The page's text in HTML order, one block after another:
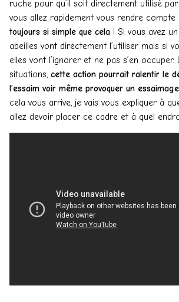
ruche pour qu’il soit directement utilisé
vous allez rapidement vous rendre compte
toujours si simple que cela ! Si vous avez
abeilles vont directement l’utiliser mais si
elles vont l’ignorer et ne pas s’en occuper.
situations, cette action pourrait ralentir le
l’essaim voir même provoquer un essaimage
cela vous arrive, je vais vous expliquer à
allez devoir placer ce cadre et à quel